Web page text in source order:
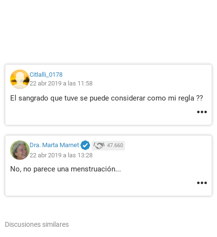
Citlalli_0178
22 abr 2019 a las 11:58
El sangrado que tuve se puede considerar como mi regla ??
Dra. Marta Marnet 47.660
22 abr 2019 a las 13:28
No, no parece una menstruación...
Discusiones similares